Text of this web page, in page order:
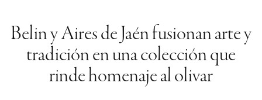
Belin y Aires de Jaén fusionan arte y
tradición en una colección que
rinde homenaje al olivar